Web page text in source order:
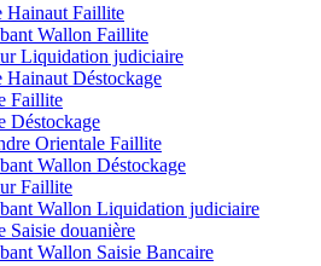
Hainaut Faillite
Wallon Faillite
Liquidation judiciaire
Hainaut Déstockage
Faillite
Déstockage
Orientale Faillite
Wallon Déstockage
Faillite
Wallon Liquidation judiciaire
Saisie douanière
Wallon Saisie Bancaire